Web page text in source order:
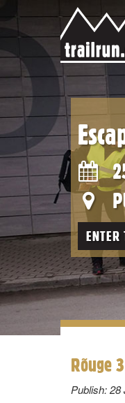
ENTER
Rõuge
Publish:28